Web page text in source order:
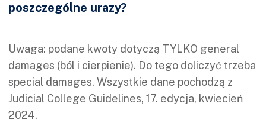
poszczególne urazy?
Uwaga: podane kwoty dotyczą TYLKO general
damages (ból i cierpienie). Do tego doliczyć trzeba
special damages. Wszystkie dane pochodzą z
Judicial College Guidelines, 17. edycja, kwiecień
2024.